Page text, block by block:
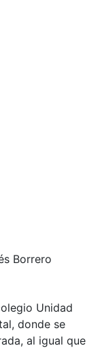
Borrero
Unidad
donde se
al igual que